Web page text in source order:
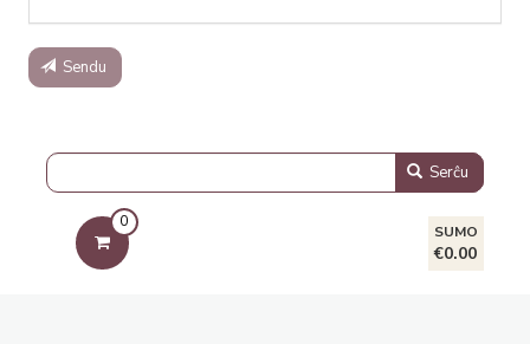
Sendu
Serĉu
0
SUMO
€0.00